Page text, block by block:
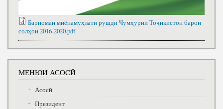
Барномаи миёнамуҳлати рушди Ҹумҳурии Тоҷикистон барои
солҳои 2016-2020.pdf
МЕНЮИ АСОСӢ
Асосӣ
Президент